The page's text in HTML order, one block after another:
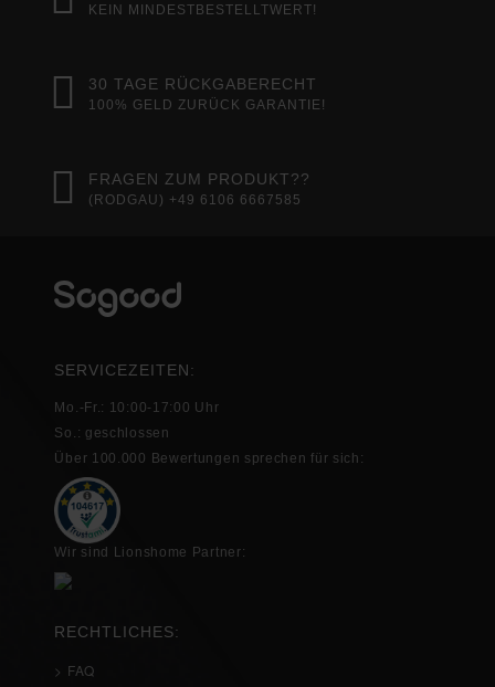
KEIN MINDESTBESTELLTWERT!
30 TAGE RÜCKGABERECHT
100% GELD ZURÜCK GARANTIE!
FRAGEN ZUM PRODUKT??
(RODGAU) +49 6106 6667585
SERVICEZEITEN:
Mo.-Fr.: 10:00-17:00 Uhr
So.: geschlossen
Über 100.000 Bewertungen sprechen für sich:
Wir sind Lionshome Partner:
RECHTLICHES:
> FAQ